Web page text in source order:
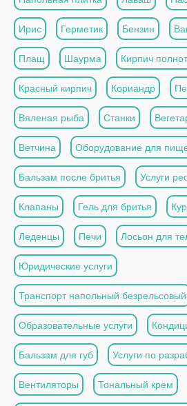
Ирис Герметик Бензин
Плащ Шаурма Кирпич
Красный кирпич Кориандр
Вяленая рыба Станки
Ветчина Оборудование для
Бальзам после бритья Услуги
Клапаны Гель для бритья
Леденцы Печи Лосьон для
Юридические услуги
Транспорт напольный безрельсовый
Образовательные услуги
Бальзам для губ Услуги по
Вентиляторы Тональный крем